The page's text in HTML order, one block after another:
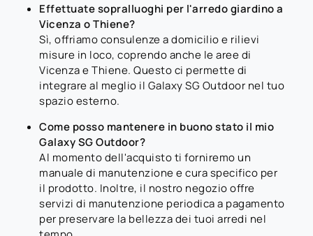
Effettuate sopralluoghi per l'arredo giardino a
Vicenza o Thiene?
Sì, offriamo consulenze a domicilio e rilievi
misure in loco, coprendo anche le aree di
Vicenza e Thiene. Questo ci permette di
integrare al meglio il Galaxy SG Outdoor nel tuo
spazio esterno.
Come posso mantenere in buono stato il mio
Galaxy SG Outdoor?
Al momento dell'acquisto ti forniremo un
manuale di manutenzione e cura specifico per
il prodotto. Inoltre, il nostro negozio offre
servizi di manutenzione periodica a pagamento
per preservare la bellezza dei tuoi arredi nel